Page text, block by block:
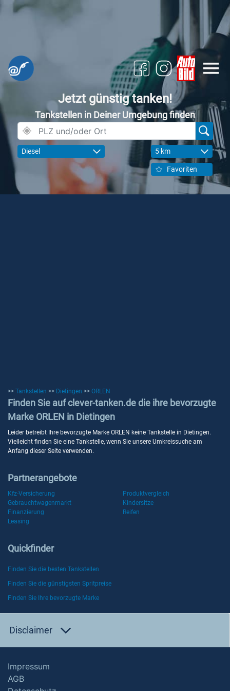
Jetzt günstig tanken!
Tankstellen in Deiner Umgebung finden
Diesel 5 km
Favoriten
>> Tankstellen >> Dietingen >> ORLEN
Finden Sie auf clever-tanken.de die ihre bevorzugte
Marke ORLEN in Dietingen
Leider betreibt Ihre bevorzugte Marke ORLEN keine Tankstelle in Dietingen.
Vielleicht finden Sie eine Tankstelle, wenn Sie unsere Umkreissuche am
Anfang dieser Seite verwenden.
Partnerangebote
Kfz-Versicherung
Produktvergleich
Gebrauchtwagenmarkt
Kindersitze
Finanzierung
Reifen
Leasing
Quickfinder
Finden Sie die besten Tankstellen
Finden Sie die günstigsten Spritpreise
Finden Sie Ihre bevorzugte Marke
Disclaimer
Impressum
AGB